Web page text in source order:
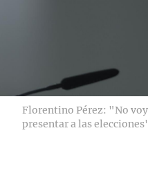
Florentino Pérez: "No
presentar a las